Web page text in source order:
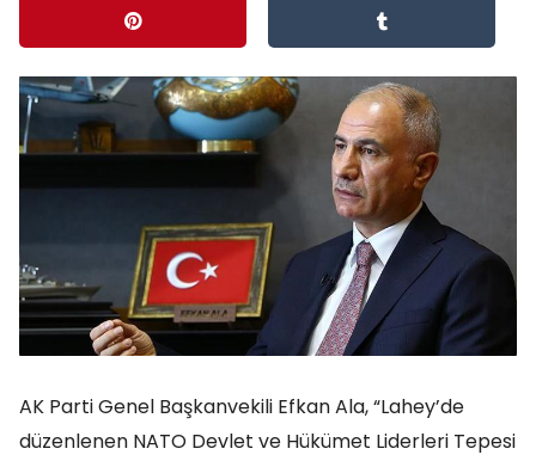
AK Parti Genel Başkanvekili Efkan Ala, “Lahey’de
düzenlenen NATO Devlet ve Hükümet Liderleri Tepesi